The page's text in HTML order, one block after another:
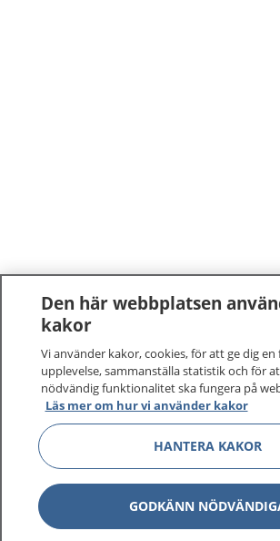
Den här webbplatsen
kakor
Vi använder kakor, cookies, för att ge dig
upplevelse, sammanställa statistik och för
nödvändig funktionalitet ska fungera på
Läs mer om hur vi använder kakor
HANTERA KAKOR
GODKÄNN